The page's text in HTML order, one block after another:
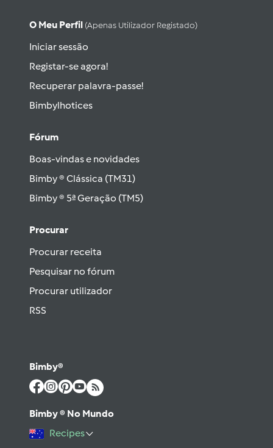
O Meu Perfil (apenas Utilizador Registado)
Iniciar sessão
Registar-se agora!
Recuperar palavra-passe!
Bimbylhotices
Fórum
Boas-vindas e novidades
Bimby ® Clássica (TM31)
Bimby ® 5ª Geração (TM5)
Procurar
Procurar receita
Pesquisar no fórum
Procurar utilizador
RSS
Bimby®
Bimby ® No Mundo
Recipes